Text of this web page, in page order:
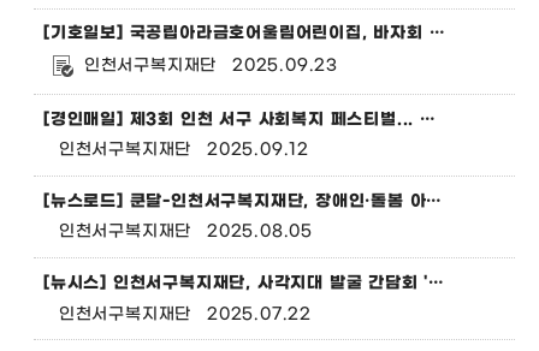
[기호일보] 국공립아라금호어울림어린이집, 바자회 수익금 인천서구복지재단에 기부
인천서구복지재단
2025.09.23
[경인매일] 제3회 인천 서구 사회복지 페스티벌... 감동과 연대의 장
인천서구복지재단
2025.09.12
[뉴스로드] 쿤달-인천서구복지재단, 장애인·돌봄 아동 대상 ‘퍼퓨머리 클래스’ 실시
인천서구복지재단
2025.08.05
[뉴시스] 인천서구복지재단, 사각지대 발굴 간담회 '서복 살롱' 개최
인천서구복지재단
2025.07.22